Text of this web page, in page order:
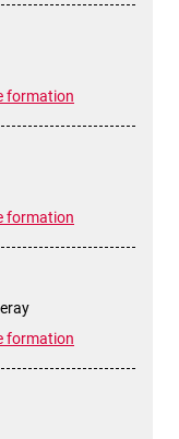
formation
formation
formation